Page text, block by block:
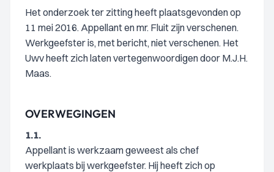
Het onderzoek ter zitting heeft plaatsgevonden op
11 mei 2016. Appellant en mr. Fluit zijn verschenen.
Werkgeefster is, met bericht, niet verschenen. Het
Uwv heeft zich laten vertegenwoordigen door M.J.H.
Maas.
OVERWEGINGEN
1.1.
Appellant is werkzaam geweest als chef
werkplaats bij werkgeefster. Hij heeft zich op